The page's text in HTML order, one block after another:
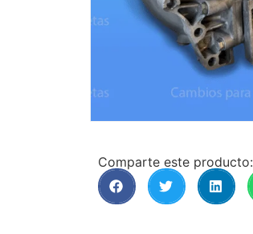
Comparte este producto: